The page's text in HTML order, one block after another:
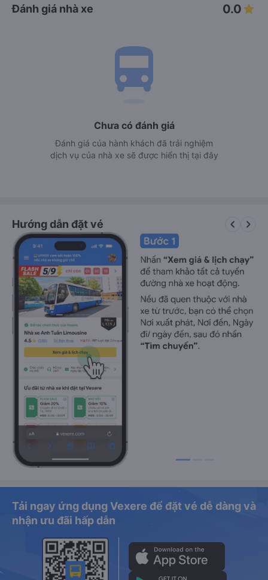
Đánh giá nhà xe 0.0
directions_bus
Chưa có đánh giá
Đánh giá của hành khách đã trải nghiệm
dịch vụ của nhà xe sẽ được hiển thị tại đây
Hướng dẫn đặt vé keyboard_arrow_left keyboard_arrow_right
Tải ngay ứng dụng Vexere để đặt vé dễ dàng và
nhận ưu đãi hấp dẫn